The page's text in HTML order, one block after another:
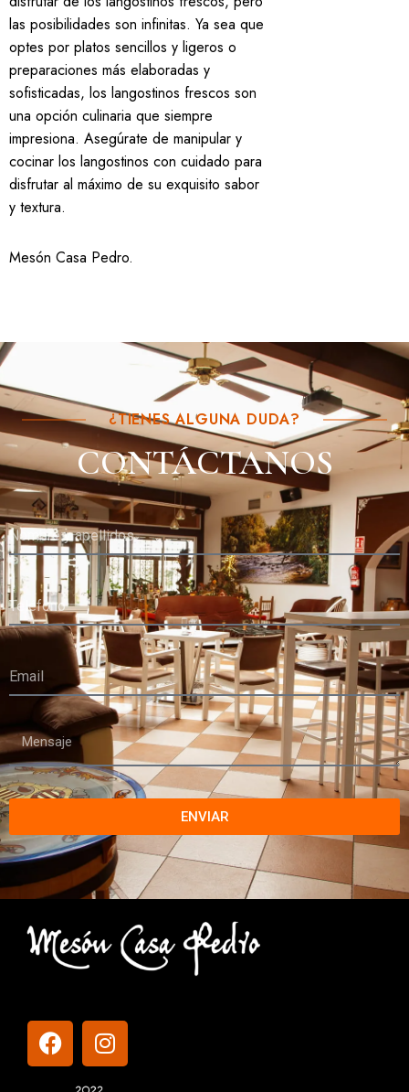
las posibilidades son infinitas. Ya sea que
optes por platos sencillos y ligeros o
preparaciones más elaboradas y
sofisticadas, los langostinos frescos son
una opción culinaria que siempre
impresiona. Asegúrate de manipular y
cocinar los langostinos con cuidado para
disfrutar al máximo de su exquisito sabor
y textura.
Mesón Casa Pedro.
¿TIENES ALGUNA DUDA?
CONTÁCTANOS
ENVIAR